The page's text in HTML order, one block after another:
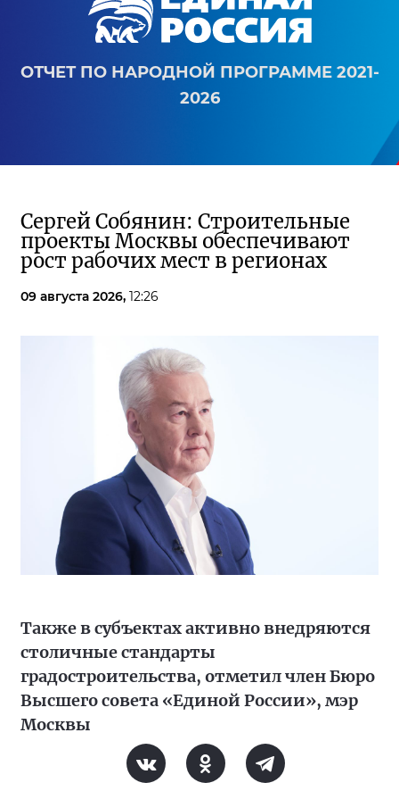
ОТЧЕТ ПО НАРОДНОЙ ПРОГРАММЕ 2021-
2026
Сергей Собянин: Строительные
проекты Москвы обеспечивают
рост рабочих мест в регионах
09 августа 2026, 12:26
Также в субъектах активно внедряются
столичные стандарты
градостроительства, отметил член Бюро
Высшего совета «Единой России», мэр
Москвы